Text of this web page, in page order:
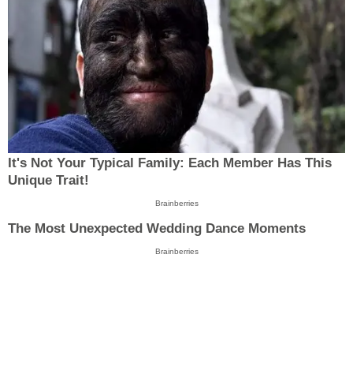
It's Not Your Typical Family: Each Member Has This
Unique Trait!
Brainberries
The Most Unexpected Wedding Dance Moments
Brainberries